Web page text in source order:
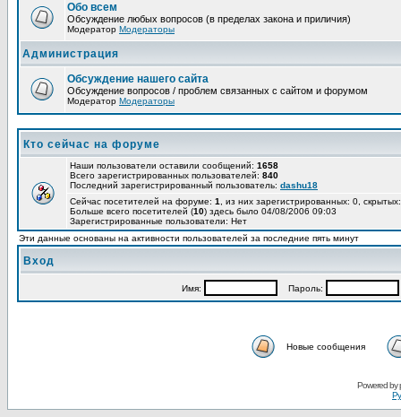
Обо всем
Обсуждение любых вопросов (в пределах закона и приличия)
Модератор Модераторы
Администрация
Обсуждение нашего сайта
Обсуждение вопросов / проблем связанных с сайтом и форумом
Модератор Модераторы
Кто сейчас на форуме
Наши пользователи оставили сообщений: 1658
Всего зарегистрированных пользователей: 840
Последний зарегистрированный пользователь: dashu18
Сейчас посетителей на форуме: 1
, из них зарегистрированных: 0,
Больше всего посетителей (10) здесь было 04/08/2006 09:03
Зарегистрированные пользователи: Нет
Эти данные основаны на активности пользователей за последние пять минут
Вход
Имя: Пароль:
Новые сообщения
Powered by